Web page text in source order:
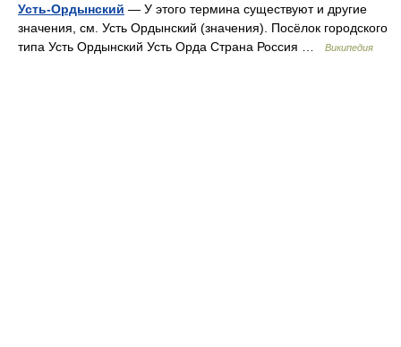
Усть-Ордынский — У этого термина существуют и другие
значения, см. Усть Ордынский (значения). Посёлок городского
типа Усть Ордынский Усть Орда Страна Россия …
Википедия